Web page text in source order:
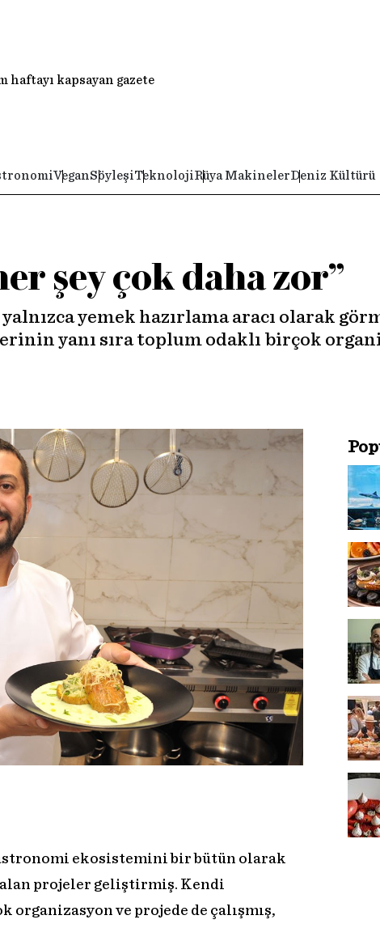
haftayı kapsayan gazete
VeganSöyleşiTeknolojiRüya MakinelerDeniz Kültürü
şey çok daha zor”
yemek hazırlama aracı olarak
yanı sıra toplum odaklı birçok
ekosistemini bir bütün olarak
alan projeler geliştirmiş. Kendi
ve projede de çalışmış,